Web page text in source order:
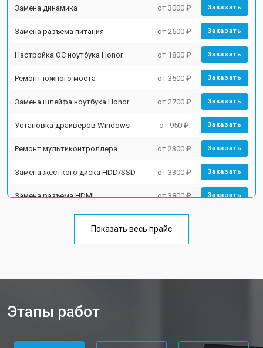
Замена динамика от 3000 ₽ Заказать
Замена разъема питания от 2500 ₽ Заказать
Настройка ОС ноутбука Honor от 1800 ₽ Заказать
Ремонт южного моста от 3500 ₽ Заказать
Замена шлейфа ноутбука Honor от 2700 ₽ Заказать
Установка драйверов Windows от 950 ₽ Заказать
Ремонт мультиконтроллера от 2300 ₽ Заказать
Замена жесткого диска HDD/SSD от 3300 ₽ Заказать
Замена разъема HDMI от 3800 ₽ Заказать
Замена клавиатуры от 2900 ₽
Замена матрицы ноутбука Honor
Показать весь прайс
Этапы работ